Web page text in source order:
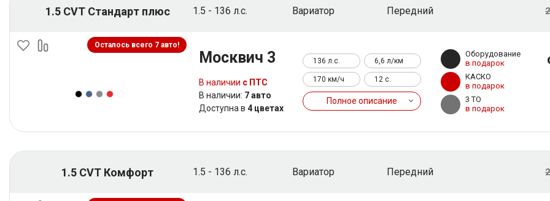
1.5 CVT Стандарт плюс 1.5 - 136 л.с. Вариатор Передний
Осталось всего 7 авто!
Москвич 3
В наличии с ПТС
В наличии: 7 авто
Доступна в 4 цветах
136 л.с. 6,6 л/км
170 км/ч 12 c.
Полное описание
Оборудование
в подарок
КАСКО
в подарок
3 ТО
в подарок
1.5 CVT Комфорт 1.5 - 136 л.с. Вариатор Передний